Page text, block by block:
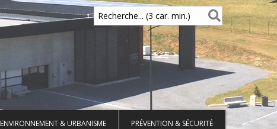
Recherche... (3 car. min.)
ENVIRONNEMENT & URBANISME PRÉVENTION & SÉCURITÉ